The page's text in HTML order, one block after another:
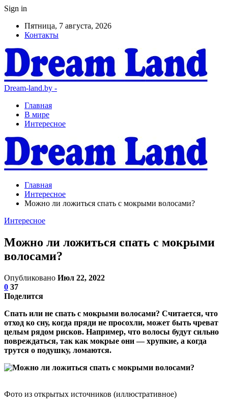
Sign in
Пятница, 7 августа, 2026
Контакты
Dream-land.by -
Главная
В мире
Интересное
Главная
Интересное
Можно ли ложиться спать с мокрыми волосами?
Интересное
Можно ли ложиться спать с мокрыми
волосами?
Опубликовано Июл 22, 2022
0 37
Поделится
Спать или не спать с мокрыми волосами? Считается, что
отход ко сну, когда пряди не просохли, может быть чреват
целым рядом рисков. Например, что волосы будут сильно
повреждаться, так как мокрые они — хрупкие, а когда
трутся о подушку, ломаются.
Фото из открытых источников (иллюстративное)